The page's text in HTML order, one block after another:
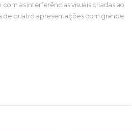
as interferências visuais criadas ao
de quatro apresentações com grande